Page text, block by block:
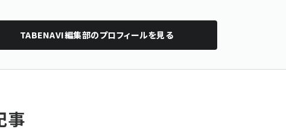
TABENAVI編集部のプロフィールを見る
事